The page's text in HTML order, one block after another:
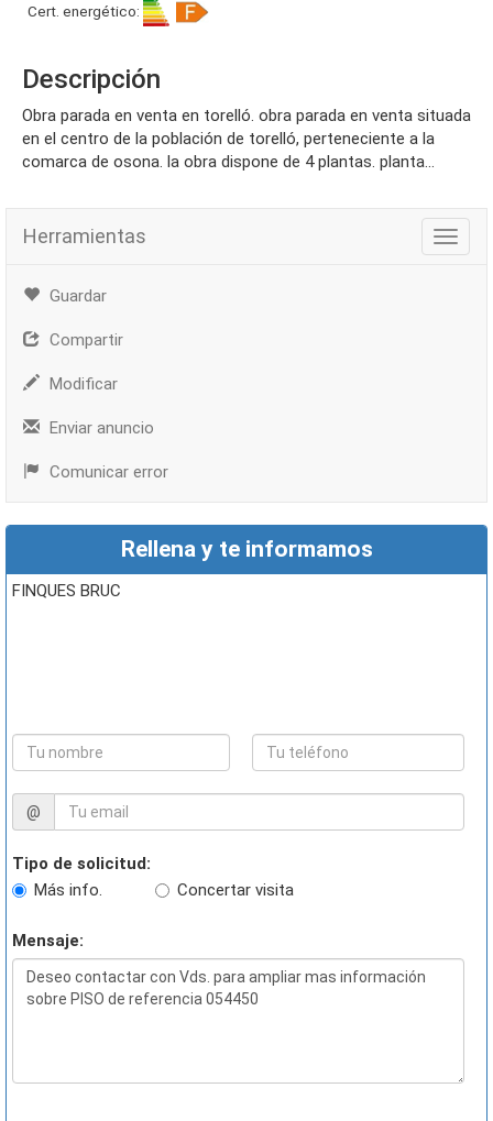
Cert. energético:
Descripción
obra parada en venta en torelló. obra parada en venta situada
en el centro de la población de torelló, perteneciente a la
comarca de osona. la obra dispone de 4 plantas. planta...
Herramientas
Guardar
Compartir
Modificar
Enviar anuncio
Comunicar error
Rellena y te informamos
FINQUES BRUC
@
Tipo de solicitud:
Más info.
Concertar visita
Mensaje: